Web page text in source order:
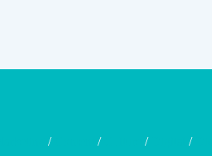
/ / / /